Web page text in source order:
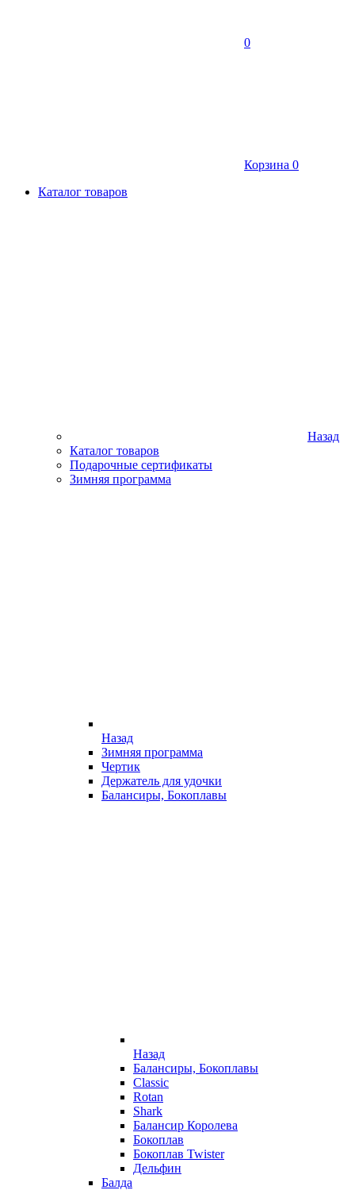
0
Корзина 0
Каталог товаров
Назад
Каталог товаров
Подарочные сертификаты
Зимняя программа
Назад
Зимняя программа
Чертик
Держатель для удочки
Балансиры, Бокоплавы
Назад
Балансиры, Бокоплавы
Classic
Rotan
Shark
Балансир Королева
Бокоплав
Бокоплав Twister
Дельфин
Балда